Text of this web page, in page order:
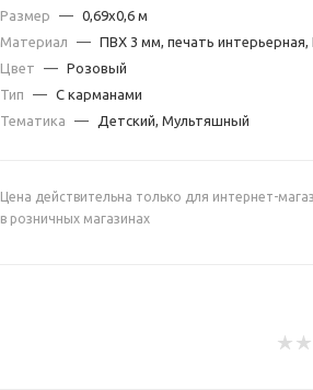
Размер — 0,69х0,6 м
Материал
— ПВХ 3 мм, печать интерьерная,
Цвет
— Розовый
Тип
— С карманами
Тематика
— Детский, Мультяшный
Цена действительна только для интернет-
в розничных магазинах